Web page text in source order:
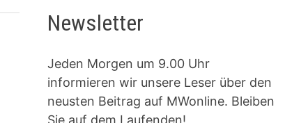
Newsletter
Jeden Morgen um 9.00 Uhr
informieren wir unsere Leser über den
neusten Beitrag auf MWonline. Bleiben
Sie auf dem Laufenden!